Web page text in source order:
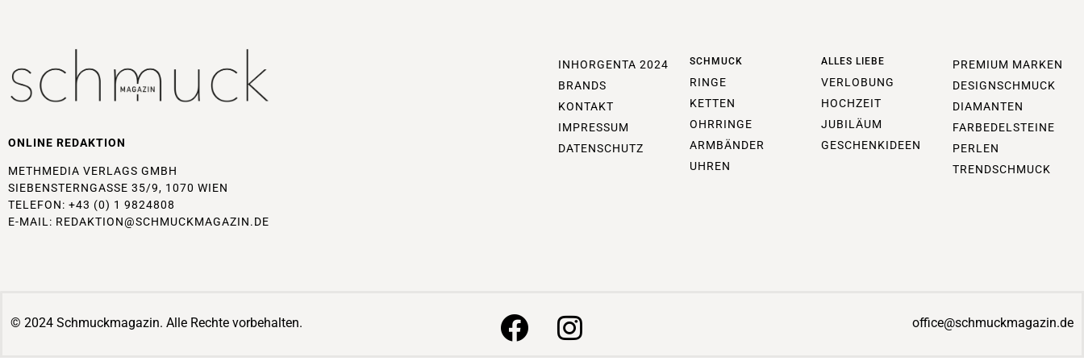
ONLINE REDAKTION
METHMEDIA VERLAGS GMBH
SIEBENSTERNGASSE 35/9, 1070 WIEN
TELEFON: +43 (0) 1 9824808
E-MAIL: REDAKTION@SCHMUCKMAGAZIN.DE
INHORGENTA 2024
BRANDS
KONTAKT
IMPRESSUM
DATENSCHUTZ
SCHMUCK
RINGE
KETTEN
OHRRINGE
ARMBÄNDER
UHREN
ALLES LIEBE
VERLOBUNG
HOCHZEIT
JUBILÄUM
GESCHENKIDEEN
PREMIUM MARKEN
DESIGNSCHMUCK
DIAMANTEN
FARBEDELSTEINE
PERLEN
TRENDSCHMUCK
© 2024 Schmuckmagazin. Alle Rechte vorbehalten. office@schmuckmagazin.de